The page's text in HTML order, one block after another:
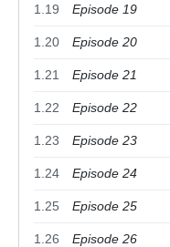
1.19 Episode 19
1.20 Episode 20
1.21 Episode 21
1.22 Episode 22
1.23 Episode 23
1.24 Episode 24
1.25 Episode 25
1.26 Episode 26